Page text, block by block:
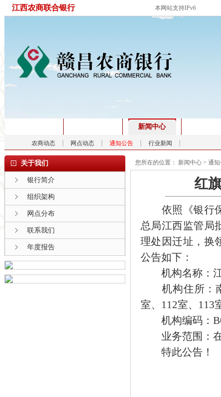
江西农商联合银行 本网站支持IPv6
新闻中心
农商动态 网点动态 通知公告 行业新闻
关于我们
银行简介
组织架构
网点分布
联系我们
年度报告
您所在的位置： 新闻中心 > 通
红
依照《银行保
总局江西监管局
理处因迁址，换
公告如下：
机构名称：江
机构住所：南
室、112室、113
机构编码：
业务范围：在
特此公告！